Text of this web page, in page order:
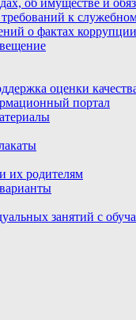
об имуществе и
к
о фактах коррупции
оценки
портал
их родителям
занятий с